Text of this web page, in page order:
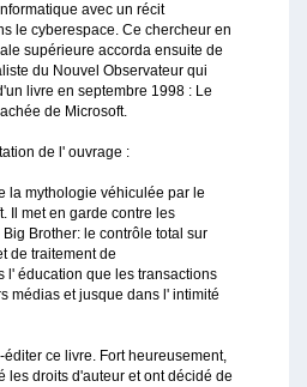
avec un récit
le cyberespace. Ce chercheur en
supérieure accorda ensuite de
du Nouvel Observateur qui
livre en septembre 1998 : Le
de Microsoft.
de l' ouvrage :
la mythologie véhiculée par le
Il met en garde contre les
Brother: le contrôle total sur
de traitement de
l' éducation que les transactions
médias et jusque dans l' intimité
ce livre. Fort heureusement,
les droits d'auteur et ont décidé de